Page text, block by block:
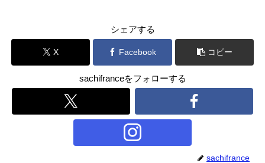
シェアする
X Facebook コピー
sachifranceをフォローする
sachifrance